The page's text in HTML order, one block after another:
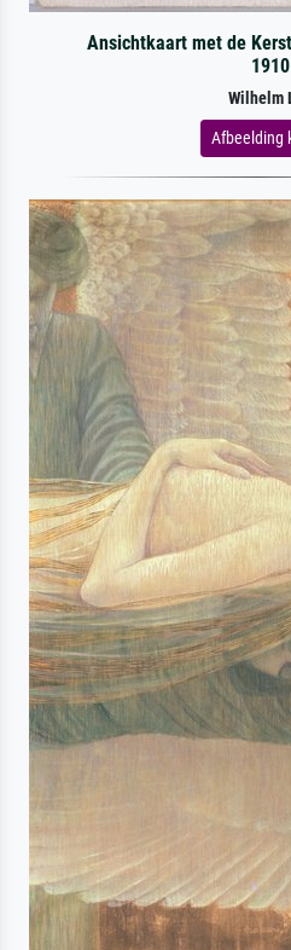
Ansichtkaart met de
1910
Wilhelm
Afbeelding